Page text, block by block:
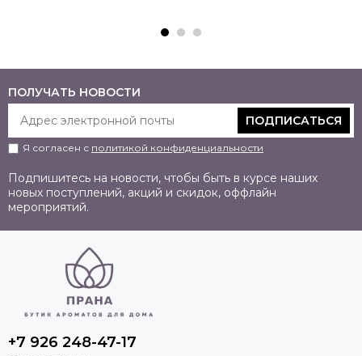
ПОЛУЧАТЬ НОВОСТИ
ПОДПИСАТЬСЯ
Я согласен с политикой конфиденциальности
Подпишитесь на новости, чтобы быть в курсе наших
новых поступлений, акций и скидок, оффлайн
мероприятий.
+7 926 248-47-17